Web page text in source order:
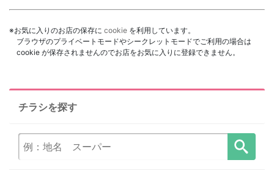
※お気に入りのお店の保存に cookie を利用しています。
ブラウザのプライベートモードやシークレットモードでご利用の場合は
cookie が保存されませんのでお店をお気に入りに登録できません。
チラシを探す